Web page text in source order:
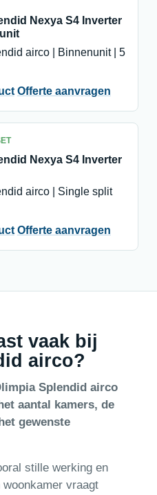
Nexya S4 Inverter
airco | Binnenunit | 5
Offerte aanvragen
Nexya S4 Inverter
airco | Single split
Offerte aanvragen
vaak bij
airco?
Splendid airco
aantal kamers, de
gewenste
stille werking en
vraagt